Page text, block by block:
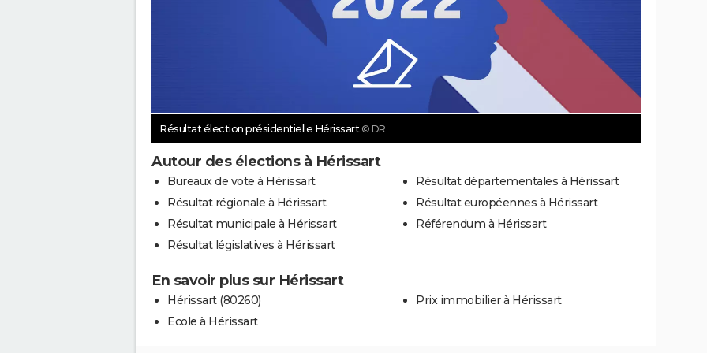
Résultat élection présidentielle Hérissart © DR
Autour des élections à Hérissart
Bureaux de vote à Hérissart
Résultat régionale à Hérissart
Résultat municipale à Hérissart
Résultat législatives à Hérissart
Résultat départementales à Hérissart
Résultat européennes à Hérissart
Référendum à Hérissart
En savoir plus sur Hérissart
Hérissart (80260)
Ecole à Hérissart
Prix immobilier à Hérissart